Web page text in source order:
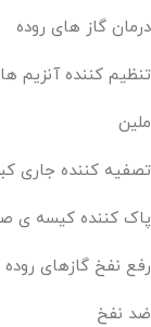
درمان گاز های روده
تنظیم کننده آنزیم
ملین
تصفیه کننده جاری
پاک کننده کیسه ی
رفع نفخ گازهای روده
ضد نفخ